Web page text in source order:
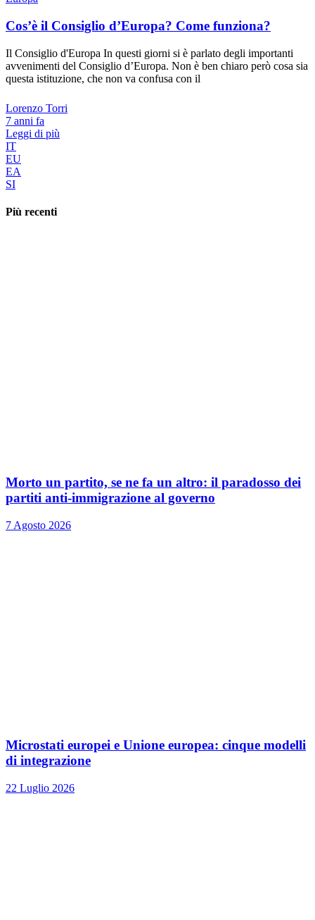
Cos’è il Consiglio d’Europa? Come funziona?
Il Consiglio d'Europa In questi giorni si è parlato degli importanti
avvenimenti del Consiglio d’Europa. Non è ben chiaro però cosa sia
questa istituzione, che non va confusa con il
Lorenzo Torri
7 anni fa
Leggi di più
IT
EU
EA
SI
Più recenti
Morto un partito, se ne fa un altro: il paradosso dei
partiti anti-immigrazione al governo
7 Agosto 2026
Microstati europei e Unione europea: cinque modelli
di integrazione
22 Luglio 2026